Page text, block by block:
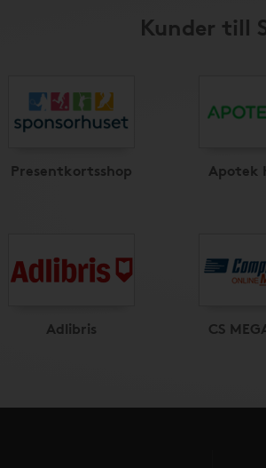
Kunder till
Presentkortsshop Apotek
Adlibris CS